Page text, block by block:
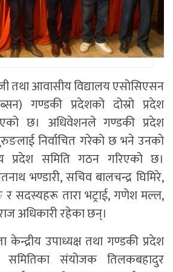
तथा आवासीय विद्यालय एसोसिएसन
गण्डकी प्रदेशको दोस्रो प्रदेश
छ। अधिवेशनले गण्डकी प्रदेश
निर्वाचित गरेको छ भने उनकाे
प्रदेश समिति गठन गरिएको छ।
भण्डारी, सचिव बालचन्द्र घिमिरे,
र सदस्यहरू तारा भट्राई, गणेश मल्ल,
अधिकारी रहेका छन्।
उपाध्यक्ष तथा गण्डकी प्रदेश
संयोजक तिलकबहादुर